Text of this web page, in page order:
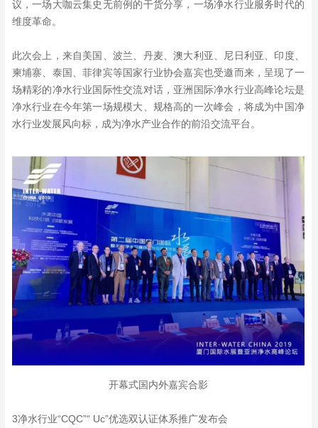
议，一场大咖云集史无前例的干货分享，一场净水行业服务时代的
维度革命。
此次会上，来自美国、波兰、丹麦、澳大利亚、尼日利亚、印度、
柬埔寨、泰国、菲律宾等国家行业协会嘉宾也受邀而来，呈现了一
场精彩的净水行业国际性交流对话，亚洲国际净水行业高峰论坛是
净水行业在今年第一场规模大、规格高的一次峰会，将成为中国净
水行业发展风向标，成为净水产业合作的前沿交流平台。
开幕式国内外嘉宾合影
3净水行业“CQC”“ Uc”优选双认证体系推广发布会